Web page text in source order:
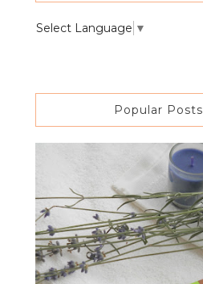
Select Language ▼
Popular Posts